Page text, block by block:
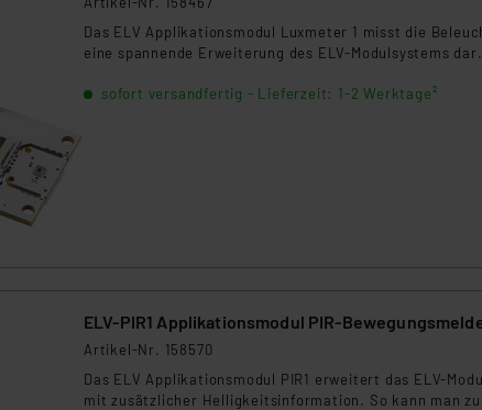
Für die USA besteht kein Angemessenheitsbeschluss der EU.
Datenschutz nach EU-Standards eingestuft wird. So besteht
Daten in Überwachungsprogrammen verarbeiten, ohne dass
Unsere Kooperation mit diesen Dienstleistern stützt sich auf
Daten, verbundenen Risiken.“
Impressum
Das ELV Applikationsmodul Luxmeter 1 misst die
eine spannende Erweiterung des ELV-Modulsystems dar.
sofort versandfertig - Lieferzeit: 1-2 Werktage²
ELV-PIR1 Applikationsmodul PIR-
Artikel-Nr. 158570
Das ELV Applikationsmodul PIR1 erweitert das ELV-
mit zusätzlicher Helligkeitsinformation. So kann man